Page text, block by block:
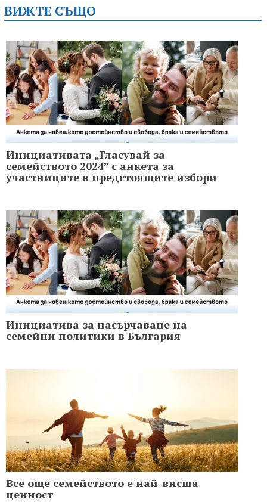
ВИЖТЕ СЪЩО
Инициативата „Гласувай за
семейството 2024” с анкета за
участниците в предстоящите избори
Инициатива за насърчаване на
семейни политики в България
Все още семейството е най-висша
ценност